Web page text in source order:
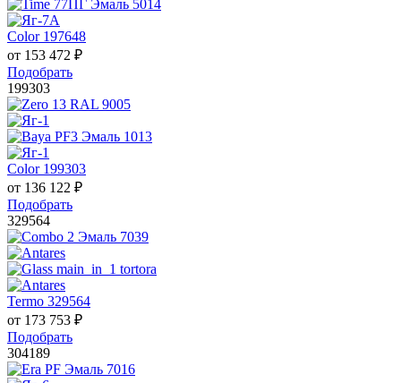
Color 197648
от 153 472 ₽
Подобрать
199303
Color 199303
от 136 122 ₽
Подобрать
329564
Termo 329564
от 173 753 ₽
Подобрать
304189